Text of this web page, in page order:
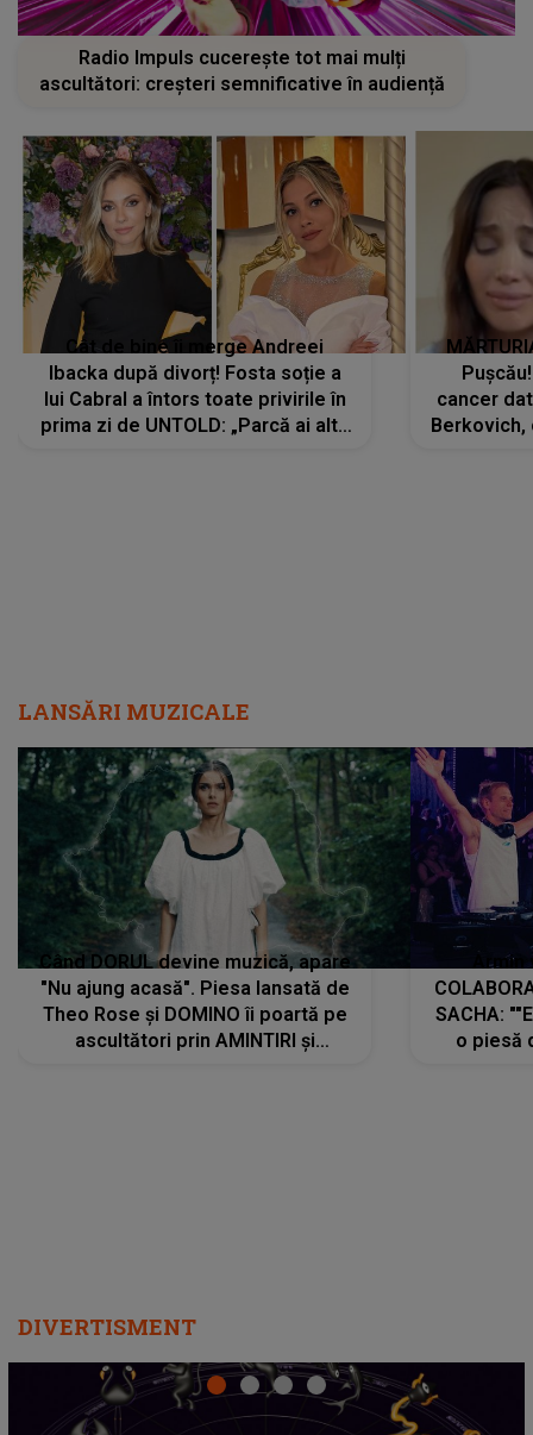
Radio Impuls cucerește tot mai mulți
ascultători: creșteri semnificative în audiență
Cât de bine îi merge Andreei
Ibacka după divorț! Fosta soție a
lui Cabral a întors toate privirile în
prima zi de UNTOLD: „Parcă ai altă
cancer
Berkovich,
LANSĂRI MUZICALE
Când DORUL devine muzică, apare
"Nu ajung acasă". Piesa lansată de
Theo Rose și DOMINO îi poartă pe
ascultători prin AMINTIRI și
SACHA:
o piesă
DIVERTISMENT